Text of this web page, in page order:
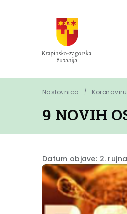
Naslovnica
9 NOVIH
Datum objave: 2. rujna